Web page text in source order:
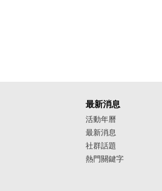
最新消息
活動年曆
最新消息
社群話題
熱門關鍵字